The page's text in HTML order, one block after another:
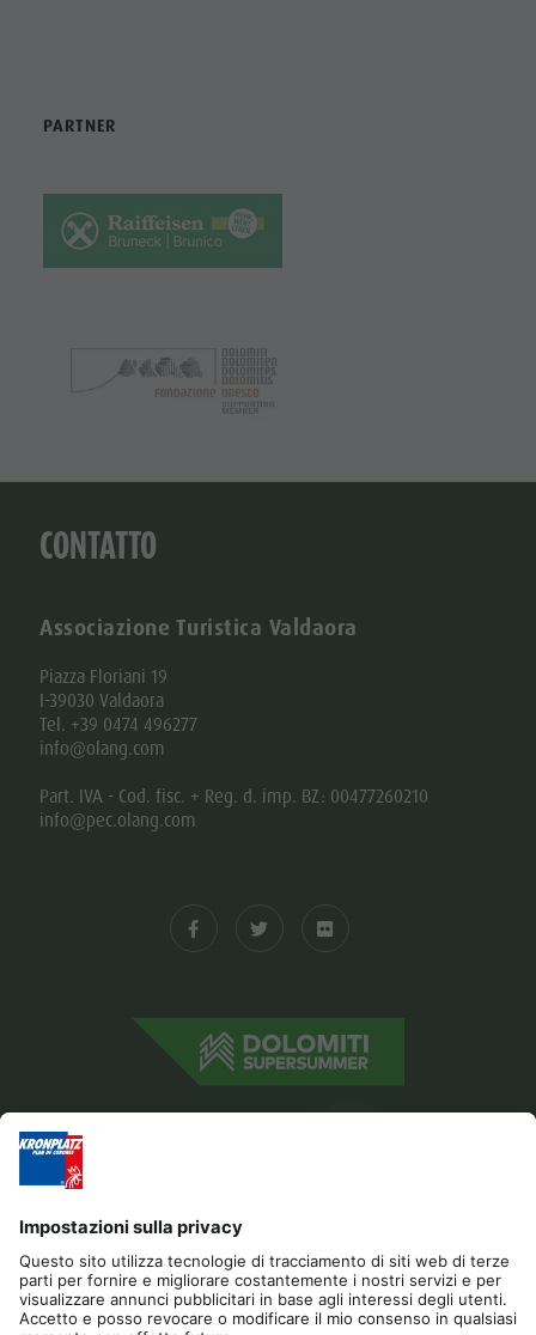
PARTNER
CONTATTO
Associazione Turistica Valdaora
Piazza Floriani 19
I-39030 Valdaora
Tel. +39 0474 496277
info@olang.com
Part. IVA - Cod. fisc. + Reg. d. imp. BZ: 00477260210
info@pec.olang.com